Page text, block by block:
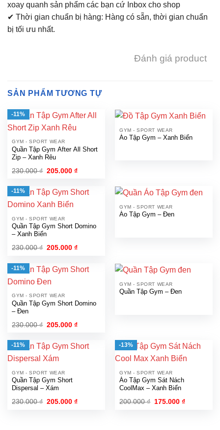
xoay quanh sản phẩm các bạn cứ Inbox cho shop
✔ Thời gian chuẩn bị hàng: Hàng có sẵn, thời gian chuẩn
bị tối ưu nhất.
Đánh giá product
SẢN PHẨM TƯƠNG TỰ
-11%
GYM - SPORT WEAR
Quần Tập Gym After All Short
Zip – Xanh Rêu
230.000₫ Giá
230.000 ₫.
205.000₫
là:
205.000 ₫.
GYM - SPORT WEAR
Áo Tập Gym – Xanh Biển
-11%
GYM - SPORT WEAR
Quần Tập Gym Short Domino
– Xanh Biển
230.000₫ Giá
230.000 ₫.
205.000₫
là:
205.000 ₫.
GYM - SPORT WEAR
Áo Tập Gym – Đen
-11%
GYM - SPORT WEAR
Quần Tập Gym Short Domino
– Đen
230.000₫ Giá
230.000 ₫.
205.000₫
là:
205.000 ₫.
GYM - SPORT WEAR
Quần Tập Gym – Đen
-11%
GYM - SPORT WEAR
Quần Tập Gym Short
Dispersal – Xám
230.000₫ Giá
205.000₫
-13%
GYM - SPORT WEAR
Áo Tập Gym Sát Nách
CoolMax – Xanh Biển
200.000₫ Giá
175.000₫